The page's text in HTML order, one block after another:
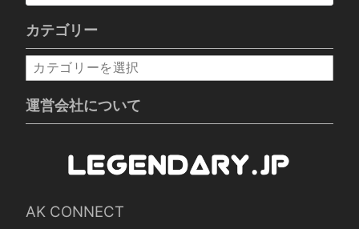
カテゴリー
カ
テ
ゴ
リ
運営会社について
AK CONNECT